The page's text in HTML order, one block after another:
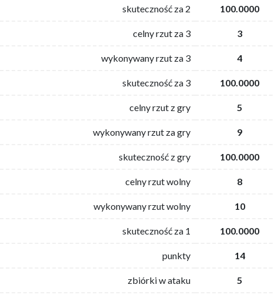
skuteczność za 2 100.0000
celny rzut za 3 3
wykonywany rzut za 3 4
skuteczność za 3 100.0000
celny rzut z gry 5
wykonywany rzut za gry 9
skuteczność z gry 100.0000
celny rzut wolny 8
wykonywany rzut wolny 10
skuteczność za 1 100.0000
punkty 14
zbiórki w ataku 5